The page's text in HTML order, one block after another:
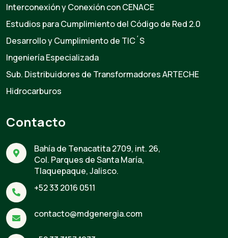
Interconexión y Conexión con CENACE
Estudios para Cumplimiento del Código de Red 2.0
Desarrollo y Cumplimiento de TIC´S
Ingeniería Especializada
Sub. Distribuidores de Transformadores ARTECHE
Hidrocarburos
Contacto
Bahía de Tenacatita 2709, int. 26,
Col. Parques de Santa María,
Tlaquepaque, Jalisco.
+52 33 2016 0511
contacto@mdgenergia.com